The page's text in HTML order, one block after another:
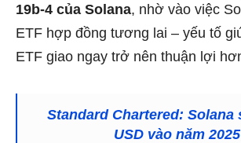
19b-4 của Solana, nhờ vào việc
ETF hợp đồng tương lai – yếu tố
ETF giao ngay trở nên thuận lợi
Standard Chartered: Solana
USD vào năm 2025